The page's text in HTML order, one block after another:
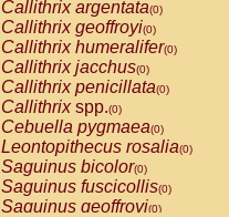
Callithrix argentata(0)
Callithrix geoffroyi(0)
Callithrix humeralifer(0)
Callithrix jacchus(0)
Callithrix penicillata(0)
Callithrixspp.(0)
Cebuella pygmaea(0)
Leontopithecus rosalia(0)
Saguinus bicolor(0)
Saguinus fuscicollis(0)
Saguinus geoffroyi(0)